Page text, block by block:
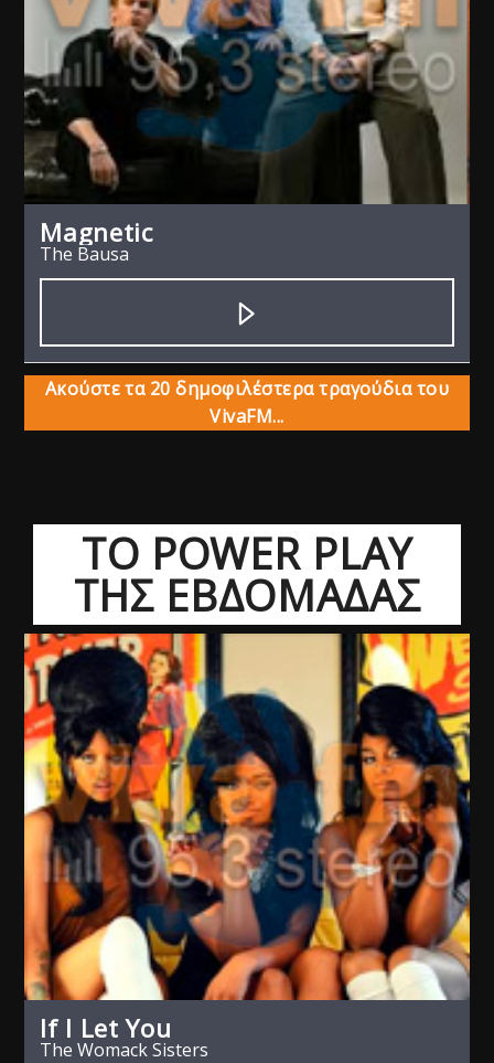
Magnetic
The Bausa
Ακούστε τα 20 δημοφιλέστερα τραγούδια του
VivaFM...
ΤΟ POWER PLAY
ΤΗΣ ΕΒΔΟΜΑΔΑΣ
If I Let You
The Womack Sisters